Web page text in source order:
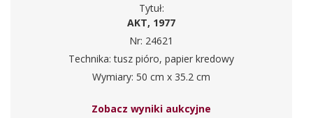
Tytuł:
AKT, 1977
Nr: 24621
Technika: tusz pióro, papier kredowy
Wymiary: 50 cm x 35.2 cm
Zobacz wyniki aukcyjne